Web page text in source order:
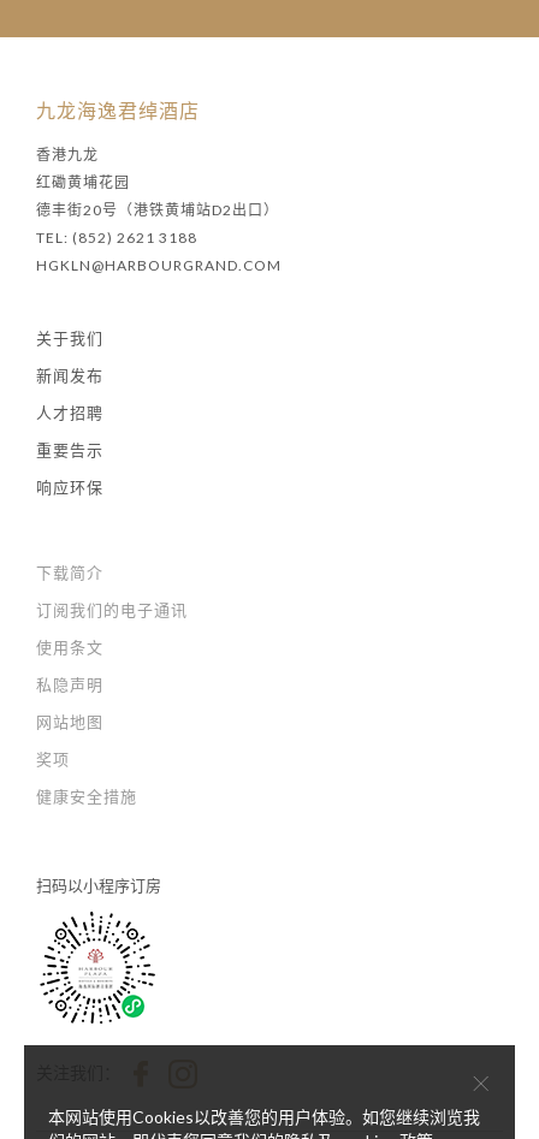
九龙海逸君绰酒店
香港九龙
红磡黄埔花园
德丰街20号（港铁黄埔站D2出口）
TEL: (852) 2621 3188
HGKLN@HARBOURGRAND.COM
关于我们
新闻发布
人才招聘
重要告示
响应环保
下载简介
订阅我们的电子通讯
使用条文
私隐声明
网站地图
奖项
健康安全措施
扫码以小程序订房
×
本网站使用Cookies以改善您的用户体验。如您继续浏览我